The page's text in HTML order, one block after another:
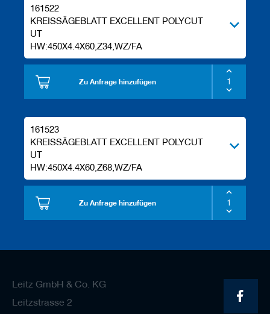
161522
KREISSÄGEBLATT EXCELLENT POLYCUT
UT
HW:450X4.4X60,Z34,WZ/FA
Zu Anfrage hinzufügen
161523
KREISSÄGEBLATT EXCELLENT POLYCUT
UT
HW:450X4.4X60,Z68,WZ/FA
Zu Anfrage hinzufügen
Leitz GmbH & Co. KG
Leitzstrasse 2